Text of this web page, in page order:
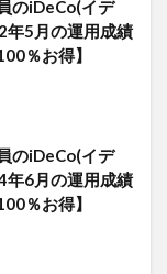
のiDeCo(イデ
年5月の運用成績
％お得】
のiDeCo(イデ
年6月の運用成績
％お得】